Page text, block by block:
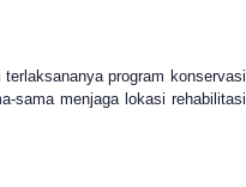
program konservasi
sama menjaga lokasi rehabilitasi